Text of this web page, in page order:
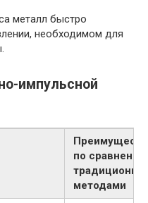
металл быстро
необходимом для
импульсной
по
методами